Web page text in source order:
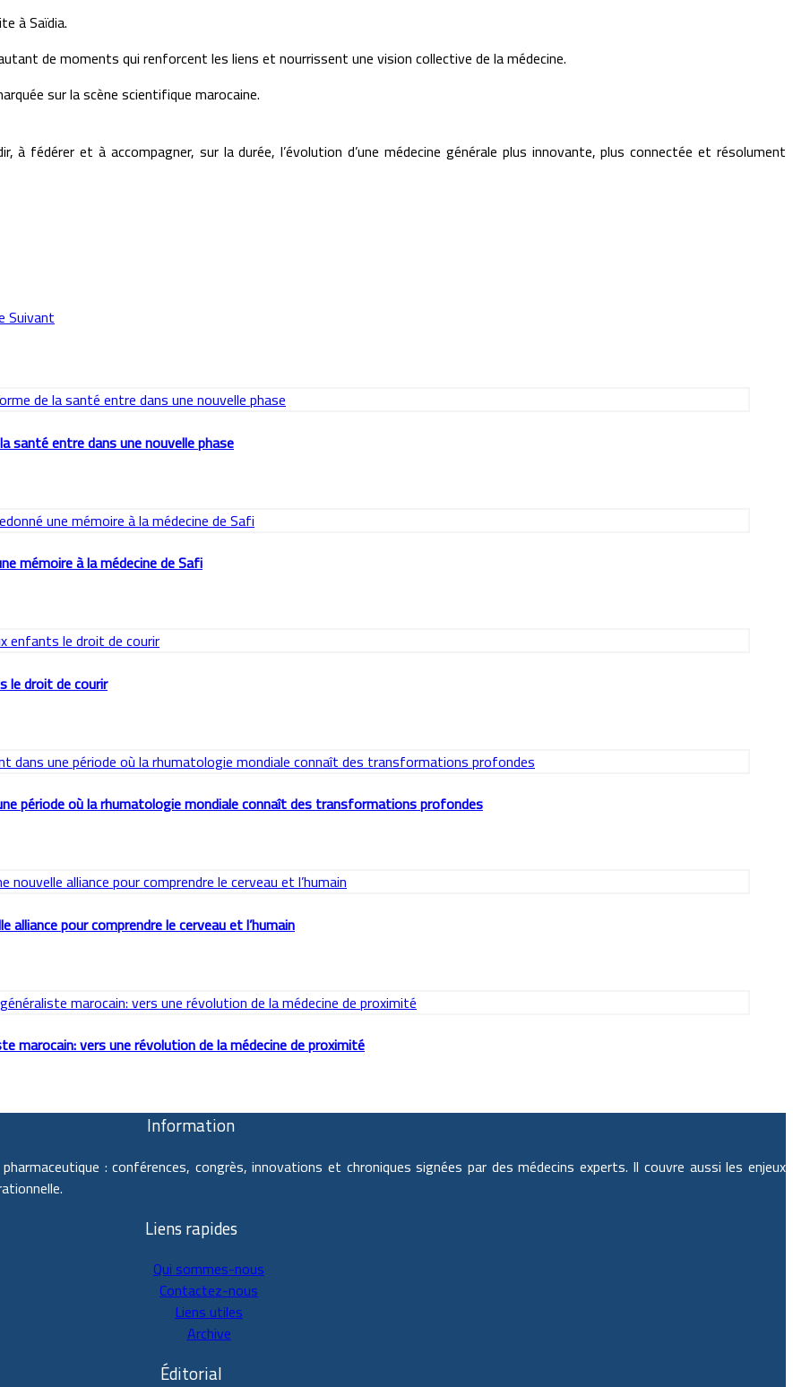
à Saïdia.
de moments qui renforcent les liens et nourrissent une vision collective de la médecine.
sur la scène scientifique marocaine.
à fédérer et à accompagner, sur la durée, l’évolution d’une médecine générale plus innovante, plus connectée et résolument
Suivant
santé entre dans une nouvelle phase
mémoire à la médecine de Safi
le droit de courir
période où la rhumatologie mondiale connaît des transformations profondes
pour comprendre le cerveau et l’humain
marocain: vers une révolution de la médecine de proximité
Information
: conférences, congrès, innovations et chroniques signées par des médecins experts. Il couvre aussi les enjeux
Liens rapides
Qui sommes-nous
Contactez-nous
Liens utiles
Archive
Éditorial